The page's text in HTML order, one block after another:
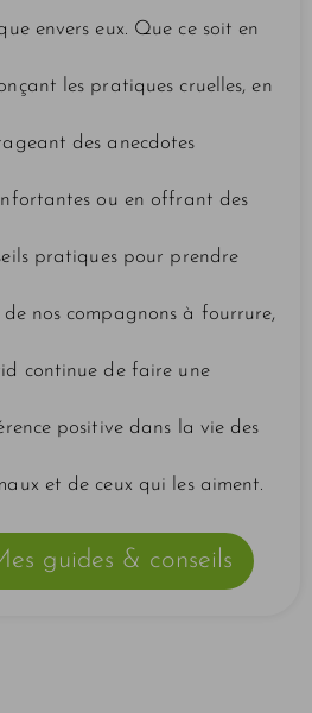
envers eux. Que ce soit en
les pratiques cruelles, en
des anecdotes
ou en offrant des
pratiques pour prendre
de nos compagnons à fourrure,
continue de faire une
positive dans la vie des
et de ceux qui les aiment.
guides & conseils